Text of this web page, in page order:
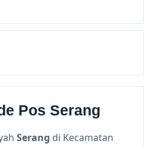
Pos Serang
Serang di Kecamatan